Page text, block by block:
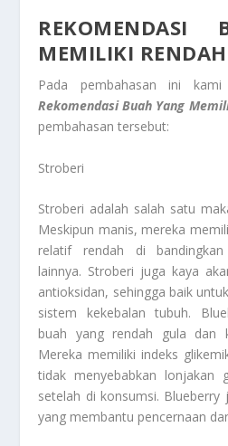
REKOMENDASI
MEMILIKI
Pada pembahasan ini
Rekomendasi Buah Yang
pembahasan tersebut:
Stroberi
Stroberi adalah salah satu
Meskipun manis, mereka
relatif rendah di bandingkan
lainnya. Stroberi juga kaya
antioksidan, sehingga baik
sistem kekebalan tubuh.
buah yang rendah gula dan
Mereka memiliki indeks
tidak menyebabkan lonjakan
setelah di konsumsi.
yang membantu pencernaan